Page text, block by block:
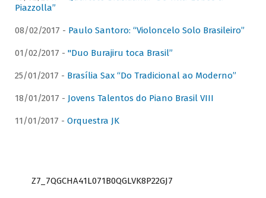
Piazzolla”
08/02/2017 - Paulo Santoro: “Violoncelo Solo Brasileiro”
01/02/2017 - "Duo Burajiru toca Brasil”
25/01/2017 - Brasília Sax “Do Tradicional ao Moderno”
18/01/2017 - Jovens Talentos do Piano Brasil VIII
11/01/2017 - Orquestra JK
Z7_7QGCHA41L071B0QGLVK8P22GJ7